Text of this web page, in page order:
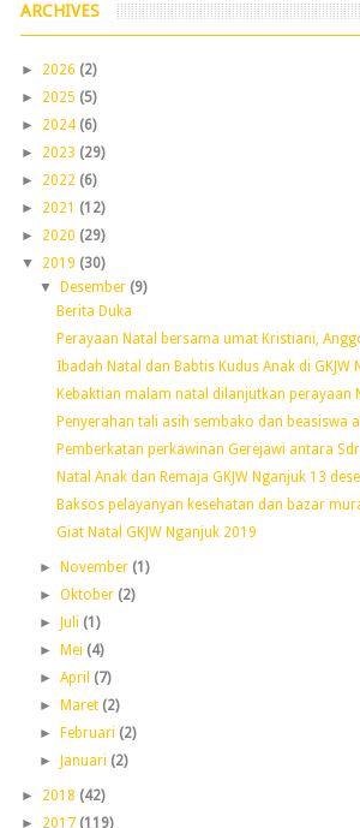
ARCHIVES
► 2026 (2)
► 2025 (5)
► 2024 (6)
► 2023 (29)
► 2022 (6)
► 2021 (12)
► 2020 (29)
▼ 2019 (30)
▼
Desember (9)
Berita Duka
Perayaan Natal bersama umat Kristiani,
Ibadah Natal dan Babtis Kudus Anak di GKJW
Kebaktian malam natal dilanjutkan perayaan
Penyerahan tali asih sembako dan beasiswa
Pemberkatan perkawinan Gerejawi antara
Natal Anak dan Remaja GKJW Nganjuk 13
Baksos pelayanyan kesehatan dan bazar
Giat Natal GKJW Nganjuk 2019
► November (1)
► Oktober (2)
►
Juli (1)
►
Mei (4)
► April (7)
►
Maret (2)
►
Februari (2)
►
Januari (2)
► 2018 (42)
► 2017 (119)